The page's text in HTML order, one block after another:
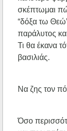
σκέπτωμαι
“δόξα τω
παράλυτος
Τι θα έκανα
βασιλιάς.
Να ζης τον
Όσο